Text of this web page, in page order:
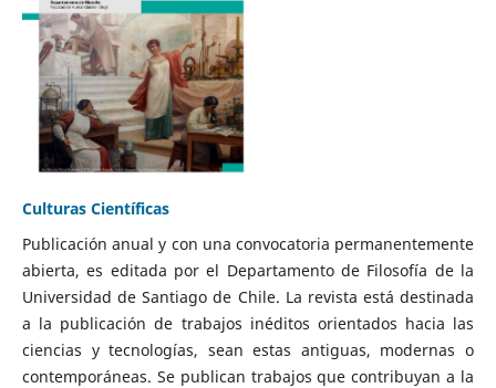
Culturas Científicas
Publicación anual y con una convocatoria permanentemente
abierta, es editada por el Departamento de Filosofía de la
Universidad de Santiago de Chile. La revista está destinada
a la publicación de trabajos inéditos orientados hacia las
ciencias y tecnologías, sean estas antiguas, modernas o
contemporáneas. Se publican trabajos que contribuyan a la